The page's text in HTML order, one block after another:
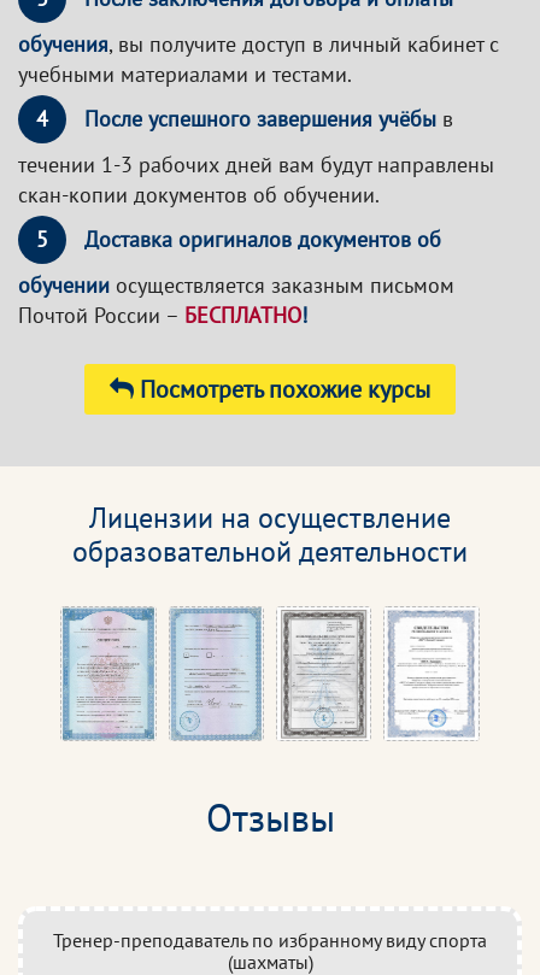
обучения, вы получите доступ в личный кабинет с
учебными материалами и тестами.
4
После успешного завершения учёбы в
течении 1-3 рабочих дней вам будут направлены
скан-копии документов об обучении.
5
Доставка оригиналов документов об
обучении осуществляется заказным письмом
Почтой России – БЕСПЛАТНО!
Посмотреть похожие курсы
Лицензии на осуществление
образовательной деятельности
Отзывы
Тренер-преподаватель по избранному виду спорта
(шахматы)